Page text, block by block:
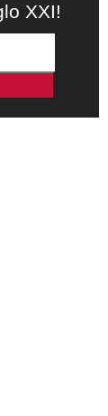
XXI!